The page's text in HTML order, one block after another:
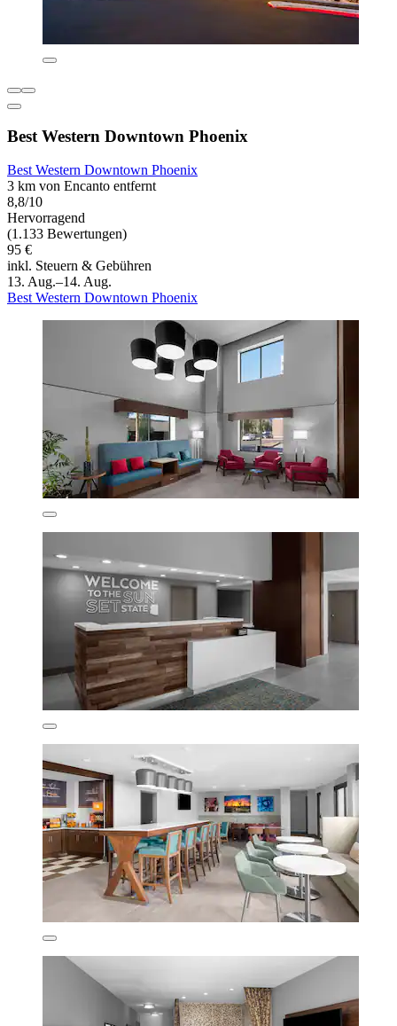
Best Western Downtown Phoenix
Best Western Downtown Phoenix
3 km von Encanto entfernt
8,8/10
Hervorragend
(1.133 Bewertungen)
95 €
inkl. Steuern & Gebühren
13. Aug.–14. Aug.
Best Western Downtown Phoenix